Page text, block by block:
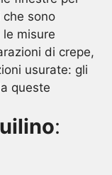
sono
le misure
di crepe,
usurate: gli
queste
: